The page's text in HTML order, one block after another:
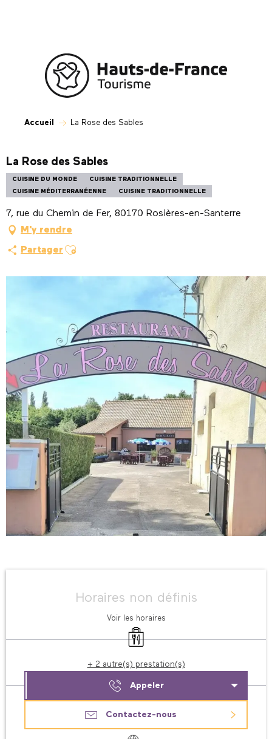
Accueil La Rose des Sables
La Rose des Sables
CUISINE DU MONDE
CUISINE TRADITIONNELLE
CUISINE MÉDITERRANÉENNE
CUISINE TRADITIONNELLE
7, rue du Chemin de Fer, 80170 Rosières-en-Santerre
M'y rendre
Partager Ajouter aux favoris
Horaires non définis
Voir les horaires
Vente à emporter
+ 2 autre(s) prestation(s)
Appeler
Contactez-nous